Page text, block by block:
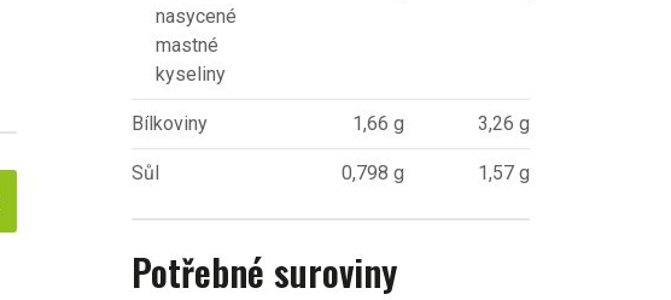
nasycené
mastné
kyseliny
Bílkoviny 1,66 g 3,26 g
Sůl 0,798 g 1,57 g
Potřebné suroviny